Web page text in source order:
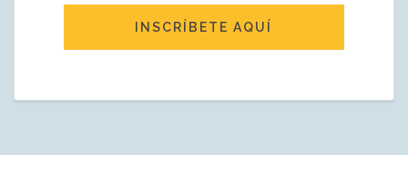
INSCRÍBETE AQUÍ